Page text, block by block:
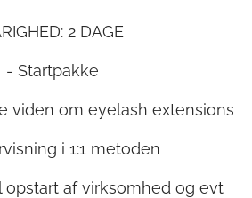
2 DAGE
- Startpakke
viden om eyelash extensions
i 1:1 metoden
opstart af virksomhed og evt